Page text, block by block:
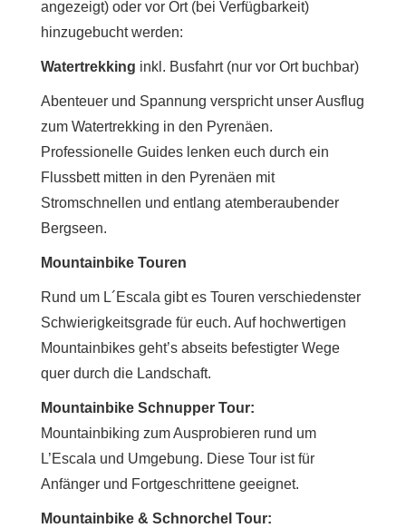
angezeigt) oder vor Ort (bei Verfügbarkeit)
hinzugebucht werden:
Watertrekking inkl. Busfahrt (nur vor Ort buchbar)
Abenteuer und Spannung verspricht unser Ausflug
zum Watertrekking in den Pyrenäen.
Professionelle Guides lenken euch durch ein
Flussbett mitten in den Pyrenäen mit
Stromschnellen und entlang atemberaubender
Bergseen.
Mountainbike Touren
Rund um L´Escala gibt es Touren verschiedenster
Schwierigkeitsgrade für euch. Auf hochwertigen
Mountainbikes geht’s abseits befestigter Wege
quer durch die Landschaft.
Mountainbike Schnupper Tour:
Mountainbiking zum Ausprobieren rund um
L’Escala und Umgebung. Diese Tour ist für
Anfänger und Fortgeschrittene geeignet.
Mountainbike & Schnorchel Tour: